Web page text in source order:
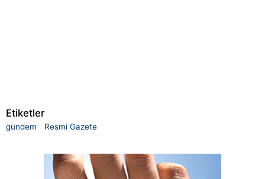
Etiketler
gündem Resmi Gazete